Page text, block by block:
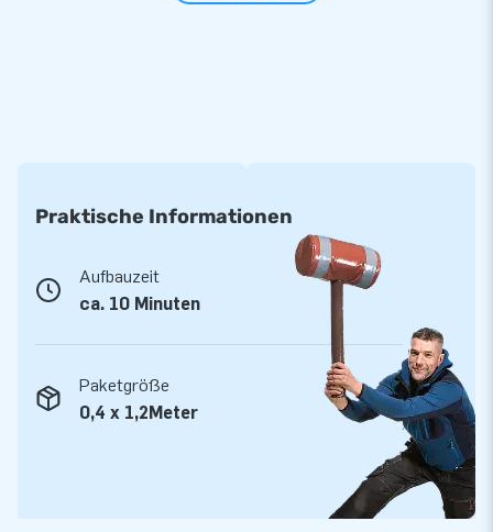
Praktische Informationen
Aufbauzeit
ca. 10 Minuten
Paketgröße
0,4 x 1,2Meter